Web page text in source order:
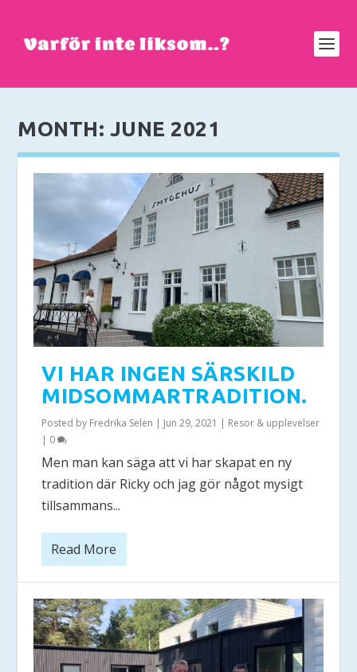
MONTH: JUNE 2021
VI HAR INGEN SÄRSKILD
MIDSOMMARTRADITION.
Posted by Fredrika Selen | Jun 29, 2021 | Resor & upplevelser
| 0
Men man kan säga att vi har skapat en ny
tradition där Ricky och jag gör något mysigt
tillsammans...
Read More